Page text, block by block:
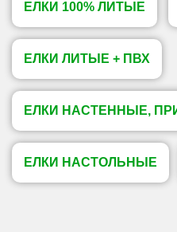
ЕЛКИ 100% ЛИТЫЕ
ЕЛКИ ЛИТЫЕ + ПВХ
ЕЛКИ НАСТЕННЫЕ,
ЕЛКИ НАСТОЛЬНЫЕ